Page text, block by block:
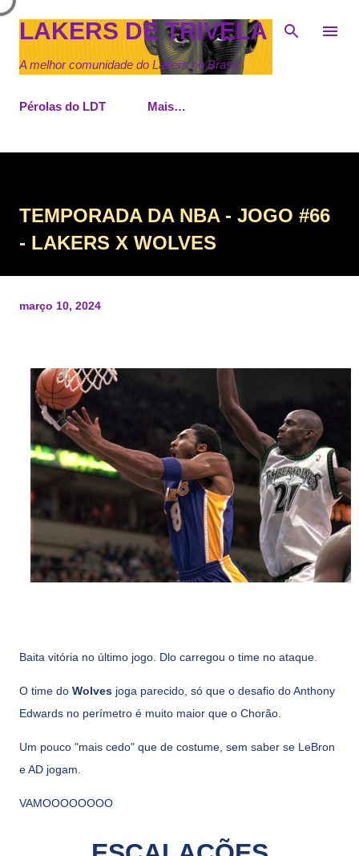
Pular para o conteúdo principal
LAKERS DE TRIVELA
A melhor comunidade do Lakers no Brasil
Pérolas do LDT Mais…
TEMPORADA DA NBA - JOGO #66
- LAKERS X WOLVES
março 10, 2024
Baita vitória no último jogo. Dlo carregou o time no ataque.
O time do Wolves joga parecido, só que o desafio do Anthony
Edwards no perímetro é muito maior que o Chorão.
Um pouco "mais cedo" que de costume, sem saber se LeBron
e AD jogam.
VAMOOOOOOOO